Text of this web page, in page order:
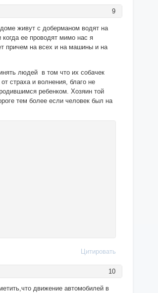
9
живут с доберманом водят на
ее проводят мимо нас я
причем на всех и на машины и на
людей в том что их собачек
страха и волнения, благо не
ребенком. Хозяин той
тем более если человек был на
Цитировать
10
движение автомобилей в